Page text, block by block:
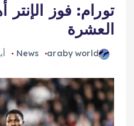
تورام: فوز
العشرة
araby world
News